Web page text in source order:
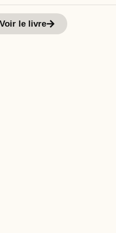
Voir le livre